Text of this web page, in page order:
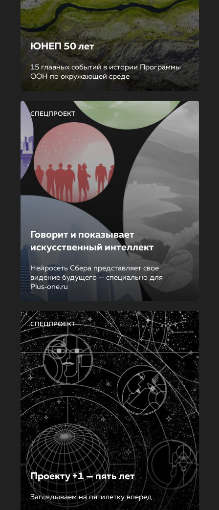
ЮНЕП 50 лет
15 главных событий в истории Программы
ООН по окружающей среде
СПЕЦПРОЕКТ
Говорит и показывает
искусственный интеллект
Нейросеть Сбера представляет свое
видение будущего — специально для
Plus‑one.ru
СПЕЦПРОЕКТ
Проекту +1 — пять лет
Заглядываем на пятилетку вперед